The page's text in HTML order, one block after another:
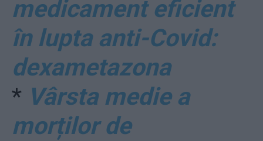
medicament eficient
în lupta anti-Covid:
dexametazona
* Vârsta medie a
morților de